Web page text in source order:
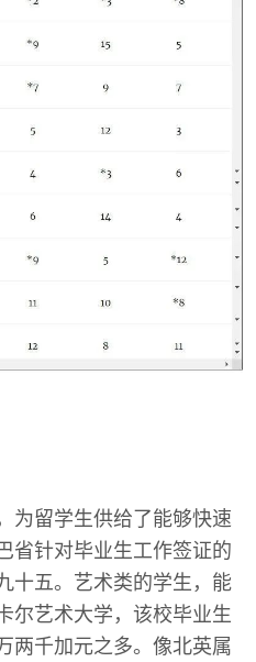
为留学生供给了能够快速
省针对毕业生工作签证的
十五。艺术类的学生，能
尔艺术大学，该校毕业生
两千加元之多。像北英属